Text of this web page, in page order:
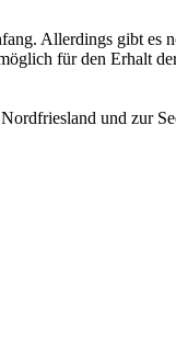
Allerdings gibt es
für den Erhalt
und zur